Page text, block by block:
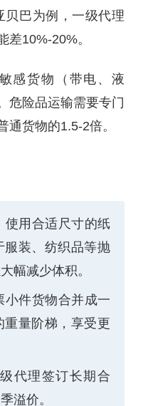
贝巴为例，一级代理
差10%-20%。
感货物（带电、液
险品运输需要专门
通货物的1.5-2倍。
使用合适尺寸的纸
服装、纺织品等抛
幅减少体积。
小件货物合并成一
量阶梯，享受更
代理签订长期合
溢价。